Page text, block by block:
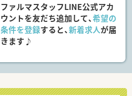
ファルマスタッフLINE公式アカ
ウントを友だち追加して、希望の
条件を登録すると、新着求人が届
きます♪